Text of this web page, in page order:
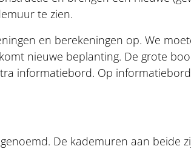
te zien.
en berekeningen op. We
nieuwe beplanting. De grote
informatiebord. Op
De kademuren aan beide